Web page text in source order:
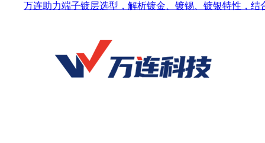
万连助力端子镀层选型，解析镀金、镀锡、镀银特性，结